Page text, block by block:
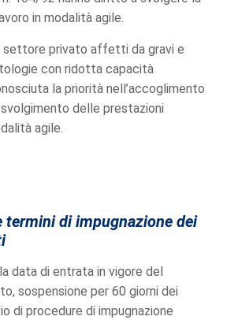
in modalità agile.
settore privato affetti da gravi e
con ridotta capacità
la priorità nell’accoglimento
delle prestazioni
agile.
termini di impugnazione dei
data di entrata in vigore del
sospensione per 60 giorni dei
di procedure di impugnazione